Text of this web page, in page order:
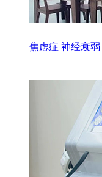
焦虑症 神经衰弱